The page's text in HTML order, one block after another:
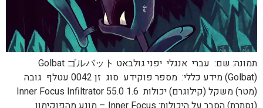
תמונה: שם: עברי אנגלי יפני גולבאט Golbat ゴルバット
(Golbat) מידע כללי: מספר פוקידע סוג זן 0042 עטלף גובה
(מטר) משקל (קילוגרם) יכולות 1.6 55.0 Inner Focus Infiltrator